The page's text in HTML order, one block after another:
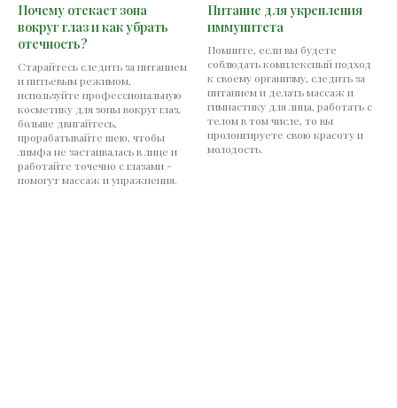
Почему отекает зона
вокруг глаз и как убрать
отечность?
Старайтесь следить за питанием
и питьевым режимом,
используйте профессиональную
косметику для зоны вокруг глаз,
больше двигайтесь,
прорабатывайте шею, чтобы
лимфа не застаивалась в лице и
работайте точечно с глазами -
помогут массаж и упражнения.
Питание для укрепления
иммунитета
Помните, если вы будете
соблюдать комплексный подход
к своему организму, следить за
питанием и делать массаж и
гимнастику для лица, работать с
телом в том числе, то вы
пролонгируете свою красоту и
молодость.